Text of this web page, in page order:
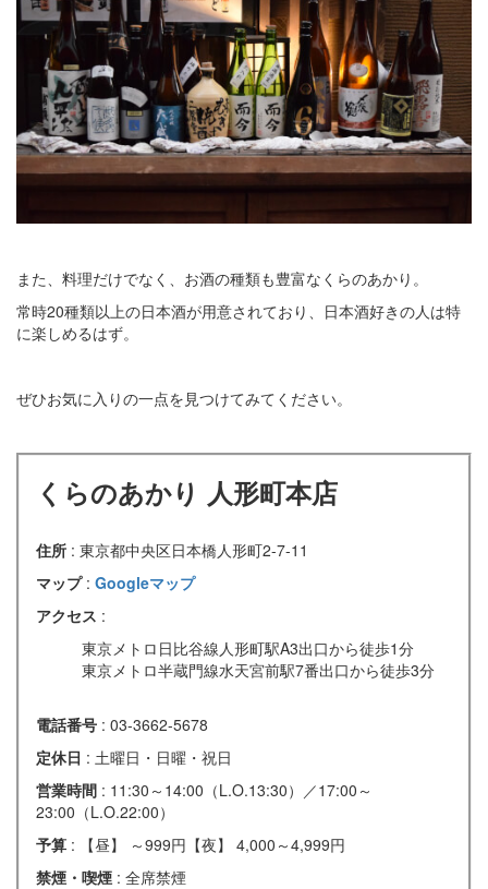
また、料理だけでなく、お酒の種類も豊富なくらのあかり。
常時20種類以上の日本酒が用意されており、日本酒好きの人は特
に楽しめるはず。
ぜひお気に入りの一点を見つけてみてください。
くらのあかり 人形町本店
住所 : 東京都中央区日本橋人形町2-7-11
マップ : Googleマップ
アクセス :
東京メトロ日比谷線人形町駅A3出口から徒歩1分
東京メトロ半蔵門線水天宮前駅7番出口から徒歩3分
電話番号 : 03-3662-5678
定休日 : 土曜日・日曜・祝日
営業時間 : 11:30～14:00（L.O.13:30）／17:00～
23:00（L.O.22:00）
予算 : 【昼】 ～999円【夜】 4,000～4,999円
禁煙・喫煙 : 全席禁煙